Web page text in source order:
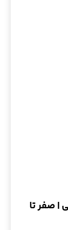
| صفر تا